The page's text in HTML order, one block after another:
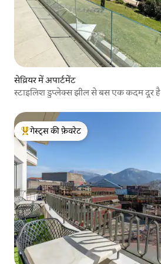
सेव्रियर में अपार्टमेंट
स्टाइलिश डुप्लेक्स झील से बस एक कदम दूर है
गेस्ट्स का टॉप फ़ेवरेट
गेस्ट्स की फ़ेवरेट